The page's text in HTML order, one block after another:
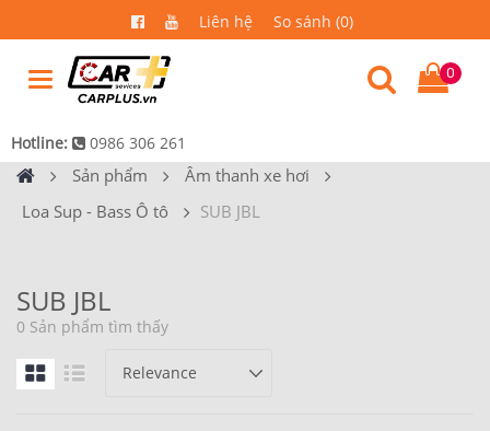
Liên hệ So sánh (0)
0
Hotline: 0986 306 261
Sản phẩm
Âm thanh xe hơi
Loa Sup - Bass Ô tô
SUB JBL
SUB JBL
0 Sản phẩm tìm thấy